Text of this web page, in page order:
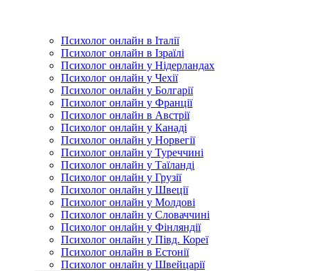
Психолог онлайн в Італії
Психолог онлайн в Ізраїлі
Психолог онлайн у Нідерландах
Психолог онлайн у Чехії
Психолог онлайн у Болгарії
Психолог онлайн у Франції
Психолог онлайн в Австрії
Психолог онлайн у Канаді
Психолог онлайн у Норвегії
Психолог онлайн у Туреччині
Психолог онлайн у Таїланді
Психолог онлайн у Грузії
Психолог онлайн у Швеції
Психолог онлайн у Молдові
Психолог онлайн у Словаччині
Психолог онлайн у Фінляндії
Психолог онлайн у Півд. Кореї
Психолог онлайн в Естонії
Психолог онлайн у Швейцарії